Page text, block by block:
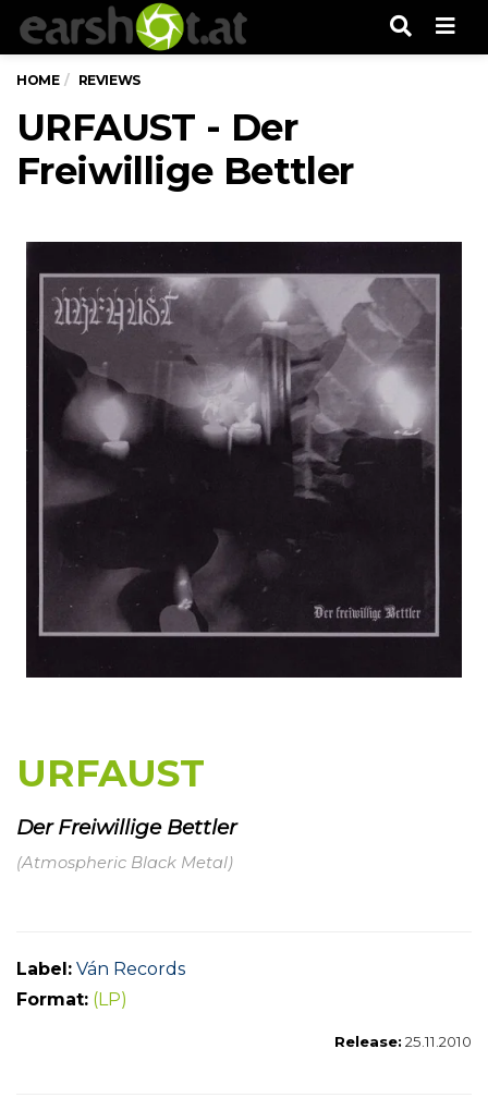
HOME REVIEWS
URFAUST - Der
Freiwillige Bettler
URFAUST
Der Freiwillige Bettler
(Atmospheric Black Metal)
Label: Ván Records
Format: (LP)
Release: 25.11.2010